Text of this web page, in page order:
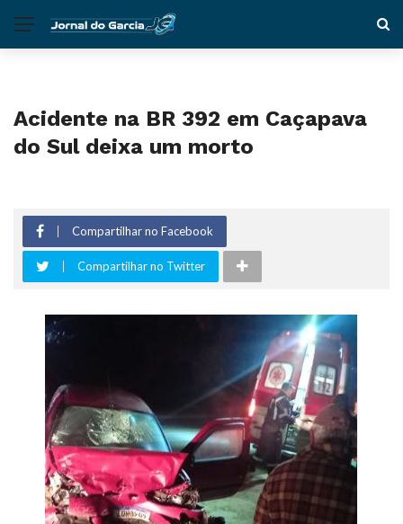
Acidente na BR 392 em Caçapava
do Sul deixa um morto
Compartilhar no Facebook
Compartilhar no Twitter